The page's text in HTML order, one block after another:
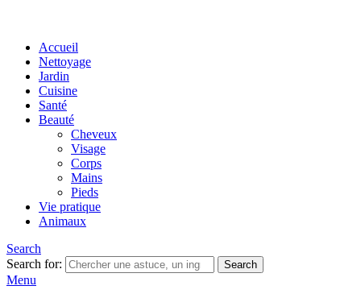
Accueil
Nettoyage
Jardin
Cuisine
Santé
Beauté
Cheveux
Visage
Corps
Mains
Pieds
Vie pratique
Animaux
Search
Search for:
Search
Menu